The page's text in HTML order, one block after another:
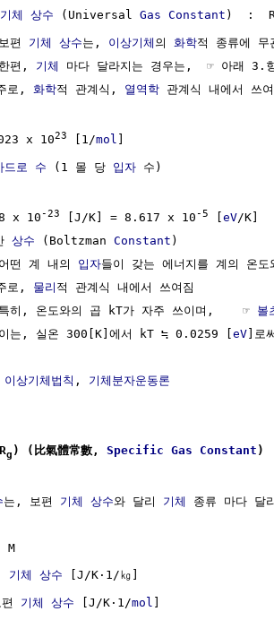
기체 상수 (Universal Gas Constant )  :
편
기체 상수는, 이상기체 의 화학적 종류에
편,
기체
마다 달라지는 경우는,  ☞ 아래 3.
로,
화학적 관계식, 열역학 관계식 내에서 쓰
x 1023 [1/mol
드로 수 (1 몰 당 입자 수)
x 10
-23 [J/K] = 8.617 x 10-5 eV/K]
상수 (Boltzman Constant )
떤 계 내의
입자들이 갖는 에너지를 계의 온
로,
물리 적 관계식 내에서 쓰여짐
, 온도와의 곱 kT가 자주 쓰이며,    ☞
볼
는, 실온 300[K]에서 kT ≒ 0.0259 [
eV ]
이상기체법칙 , 기체분자운동론
g ) (比氣體常數, Specific Gas Constant )
는, 보편 기체 상수와 달리 기체 종류 마다 달
M
기체 상수 [J/K·1/㎏]
기체 상수 [J/K·1/mol